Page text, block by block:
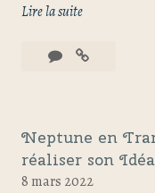
Lire la suite
Neptune en
réaliser son
8 mars 2022